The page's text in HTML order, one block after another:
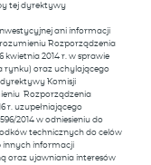
tej dyrektywy
ani informacji
Rozporządzenia
kwietnia 2014 r. w sprawie
rynku) oraz uchylającego
dyrektywy Komisji
Rozporządzenia
r. uzupełniającego
2014 w odniesieniu do
technicznych do celów
innych informacji
oraz ujawniania interesów